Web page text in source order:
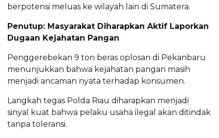
berpotensi meluas ke wilayah lain di Sumatera.
Penutup: Masyarakat Diharapkan Aktif Laporkan
Dugaan Kejahatan Pangan
Penggerebekan 9 ton beras oplosan di Pekanbaru
menunjukkan bahwa kejahatan pangan masih
menjadi ancaman nyata terhadap konsumen.
Langkah tegas Polda Riau diharapkan menjadi
sinyal kuat bahwa pelaku usaha ilegal akan ditindak
tanpa toleransi.